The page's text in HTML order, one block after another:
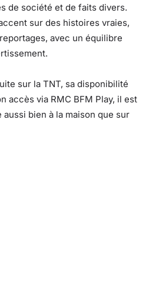
de société et de faits divers.
sur des histoires vraies,
avec un équilibre
sur la TNT, sa disponibilité
accès via RMC BFM Play, il est
bien à la maison que sur